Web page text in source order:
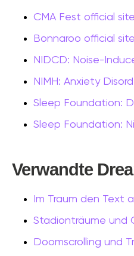
CMA Fest official site
Bonnaroo official site
NIDCD: Noise-
NIMH: Anxiety
Sleep Foundation:
Sleep Foundation:
Verwandte
Im Traum den Text
Stadionträume und
Doomscrolling und